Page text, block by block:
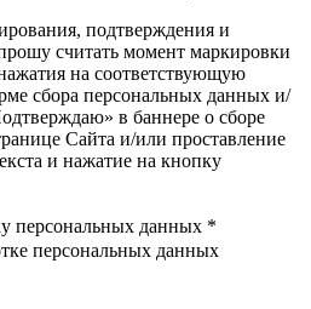
подтверждения и
считать момент маркировки
на соответствующую
сбора персональных данных и/
в баннере о сборе
Сайта и/или проставление
и нажатие на кнопку
персональных данных *
персональных данных